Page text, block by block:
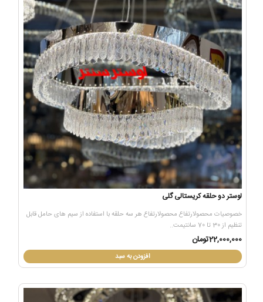
لوستر دو حلقه کریستالی گلی
خصوصیات محصولارتفاع محصولارتفاع هر سه حلقه با استفاده از سیم های حامل قابل
تنظیم از 30 تا 70 سانتیمت..
22,000,000تومان
افزودن به سبد